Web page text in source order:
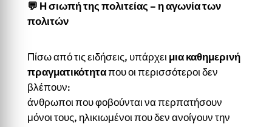
💬 Η σιωπή της πολιτείας – η αγωνία των
πολιτών
Πίσω από τις ειδήσεις, υπάρχει μια καθημερινή
πραγματικότηταπου οι περισσότεροι δεν
βλέπουν:
άνθρωποι που φοβούνται να περπατήσουν
μόνοι τους, ηλικιωμένοι που δεν ανοίγουν την